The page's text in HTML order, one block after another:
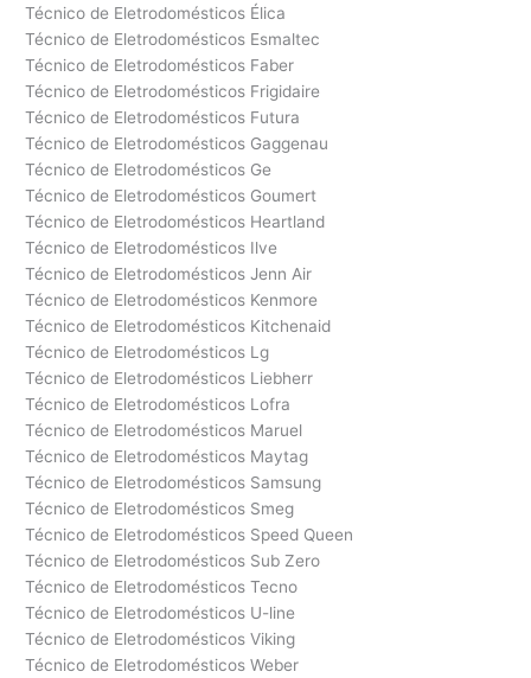
Técnico de Eletrodomésticos Élica
Técnico de Eletrodomésticos Esmaltec
Técnico de Eletrodomésticos Faber
Técnico de Eletrodomésticos Frigidaire
Técnico de Eletrodomésticos Futura
Técnico de Eletrodomésticos Gaggenau
Técnico de Eletrodomésticos Ge
Técnico de Eletrodomésticos Goumert
Técnico de Eletrodomésticos Heartland
Técnico de Eletrodomésticos Ilve
Técnico de Eletrodomésticos Jenn Air
Técnico de Eletrodomésticos Kenmore
Técnico de Eletrodomésticos Kitchenaid
Técnico de Eletrodomésticos Lg
Técnico de Eletrodomésticos Liebherr
Técnico de Eletrodomésticos Lofra
Técnico de Eletrodomésticos Maruel
Técnico de Eletrodomésticos Maytag
Técnico de Eletrodomésticos Samsung
Técnico de Eletrodomésticos Smeg
Técnico de Eletrodomésticos Speed Queen
Técnico de Eletrodomésticos Sub Zero
Técnico de Eletrodomésticos Tecno
Técnico de Eletrodomésticos U-line
Técnico de Eletrodomésticos Viking
Técnico de Eletrodomésticos Weber